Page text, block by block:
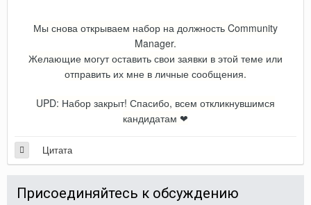
Мы снова открываем набор на должность Community
Manager.
Желающие могут оставить свои заявки в этой теме или
отправить их мне в личные сообщения.
UPD: Набор закрыт! Спасибо, всем откликнувшимся
кандидатам ❤
Цитата
Присоединяйтесь к обсуждению